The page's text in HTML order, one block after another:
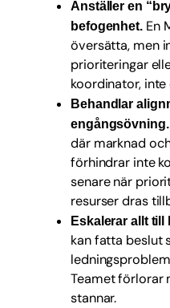
Anställer en
befogenhet.En
översätta, men
prioriteringar
koordinator, inte
Behandlar
engångsövning.
där marknad
förhindrar inte
senare när
resurser dras
Eskalerar allt till
kan fatta beslut
Teamet förlorar
stannar.